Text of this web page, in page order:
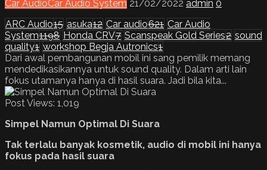
Car AudioCar Audio System 21/02/2022 admin 0
ARC Audio15 asuka12 Car audio621 Car Audio
System1198 Honda CRV7 Scanspeak Gold Series2 sound
quality1 workshop Begja Autronics1
Dari awal pembangunan mobil ini sang pemilik memang
mendedikasikannya untuk sound quality. Dalam arti lain
fokus utamanya hanya di hasil suara. Jadi bila kita...
Post Views: 1,019
Simpel Namun Optimal Di Suara
Tak terlalu banyak kosmetik, audio di mobil ini hanya
fokus pada hasil suara